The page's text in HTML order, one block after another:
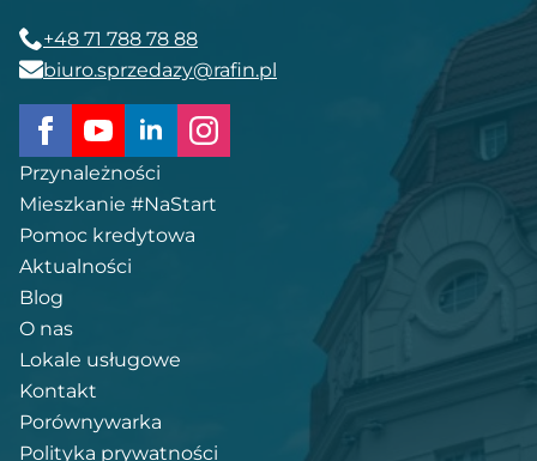
+48 71 788 78 88
biuro.sprzedazy@rafin.pl
Przynależności
Mieszkanie #NaStart
Pomoc kredytowa
Aktualności
Blog
O nas
Lokale usługowe
Kontakt
Porównywarka
Polityka prywatności